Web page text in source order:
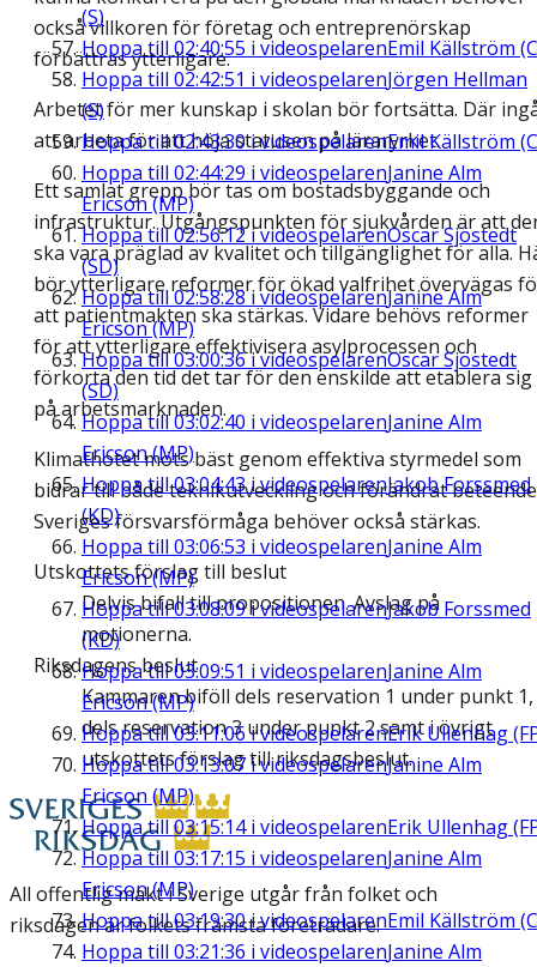
(S)
Hoppa till 02:40:55 i videospelarenEmil Källström
Hoppa till 02:42:51 i videospelarenJörgen Hellman
(S)
Hoppa till02:43:30i videospelarenEmil Källström
Hoppa till 02:44:29 i videospelarenJanine Alm
Ericson (MP)
Hoppa till02:56:12i videospelarenOscar Sjöstedt
(SD)
Hoppa till02:58:28i videospelarenJanine Alm
Ericson (MP)
Hoppa till03:00:36i videospelarenOscar Sjöstedt
(SD)
Hoppa till03:02:40 i videospelarenJanine Alm
Ericson (MP)
Hoppa till03:04:43i videospelarenJakob Forssmed
(KD)
Hoppa till 03:06:53 i videospelarenJanine Alm
Ericson (MP)
Hoppa till03:08:09i videospelarenJakob Forssmed
(KD)
Hoppa till03:09:51 i videospelarenJanine Alm
Ericson (MP)
Hoppa till03:11:06i videospelarenErik Ullenhag
Hoppa till03:13:07i videospelarenJanine Alm
Ericson (MP)
Hoppa till03:15:14i videospelarenErik Ullenhag
Hoppa till 03:17:15 i videospelarenJanine Alm
Ericson (MP)
Hoppa till03:19:30i videospelarenEmil Källström
Hoppa till 03:21:36 i videospelarenJanine Alm
också villkoren för företag och entreprenörskap
förbättras ytterligare.
Arbetet för mer kunskap i skolan bör fortsätta. Där
att arbeta för att höja statusen på läraryrket.
Ett samlat grepp bör tas om bostadsbyggande och
infrastruktur. Utgångspunkten för sjukvården är att
ska vara präglad av kvalitet och tillgänglighet för alla.
bör ytterligare reformer för ökad valfrihet övervägas
att patientmakten ska stärkas. Vidare behövs reformer
för att ytterligare effektivisera asylprocessen och
förkorta den tid det tar för den enskilde att etablera sig
på arbetsmarknaden.
Klimathotet möts bäst genom effektiva styrmedel som
bidrar till både teknikutveckling och förändrat
Sveriges försvarsförmåga behöver också stärkas.
Utskottets förslag till beslut
Delvis bifall till propositionen. Avslag på
motionerna.
Riksdagens beslut
Kammaren biföll dels reservation 1 under punkt 1,
dels reservation 3 under punkt 2 samt i övrigt
utskottets förslag till riksdagsbeslut.
All offentlig makt i Sverige utgår från folket och
riksdagen är folkets främsta företrädare.